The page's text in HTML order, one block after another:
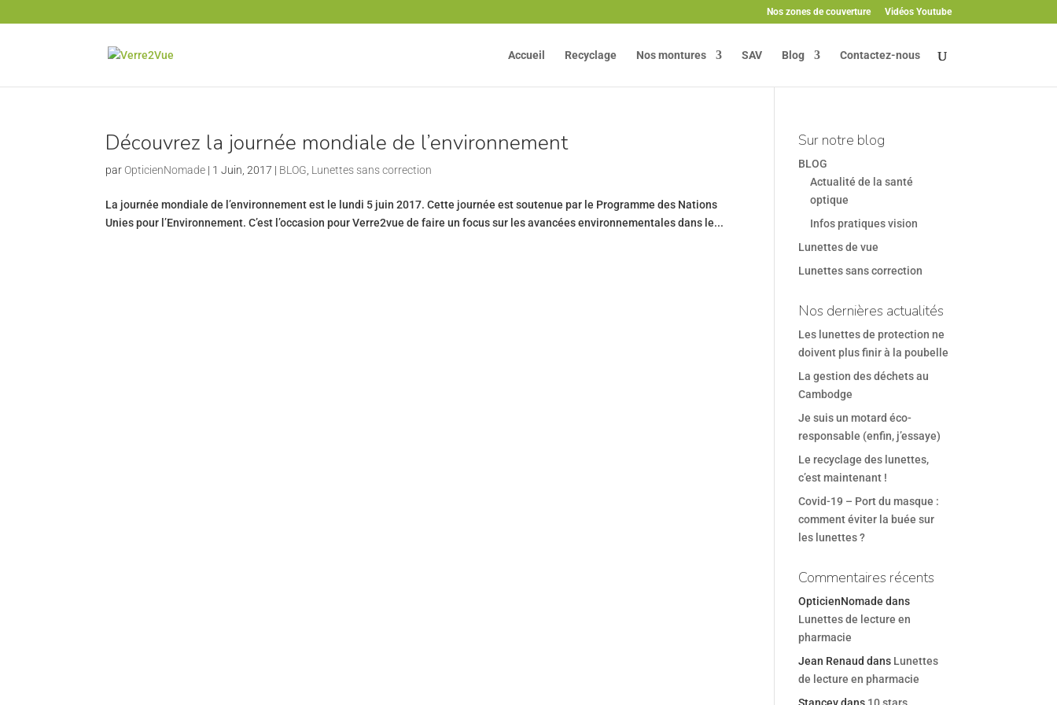
Nos zones de couverture Vidéos Youtube
Accueil Recyclage Nos montures SAV Blog Contactez-nous
Découvrez la journée mondiale de l’environnement
par OpticienNomade | 1 Juin, 2017 | BLOG Lunettes sans correction
La journée mondiale de l’environnement est le lundi 5 juin 2017. Cette journée est soutenue par le Programme des Nations
Unies pour l’Environnement. C’est l’occasion pour Verre2vue de faire un focus sur les avancées environnementales dans le...
Sur notre blog
BLOG
Actualité de la santé
optique
Infos pratiques vision
Lunettes de vue
Lunettes sans correction
Nos dernières actualités
Les lunettes de protection ne
doivent plus finir à la poubelle
La gestion des déchets au
Cambodge
Je suis un motard éco-
responsable (enfin, j’essaye)
Le recyclage des lunettes,
c’est maintenant !
Covid-19 – Port du masque :
comment éviter la buée sur
les lunettes ?
Commentaires récents
OpticienNomade dans
Lunettes de lecture en
pharmacie
Jean Renaud dans Lunettes
de lecture en pharmacie